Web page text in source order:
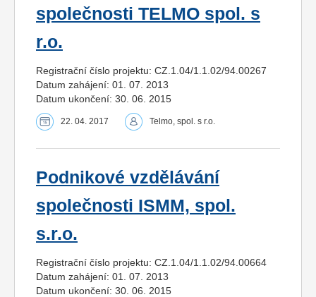
společnosti TELMO spol. s
r.o.
Registrační číslo projektu: CZ.1.04/1.1.02/94.00267
Datum zahájení: 01. 07. 2013
Datum ukončení: 30. 06. 2015
22. 04. 2017 Telmo, spol. s r.o.
Podnikové vzdělávání
společnosti ISMM, spol.
s.r.o.
Registrační číslo projektu: CZ.1.04/1.1.02/94.00664
Datum zahájení: 01. 07. 2013
Datum ukončení: 30. 06. 2015